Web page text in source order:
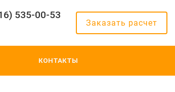
535-00-53
Заказать расчет
КОНТАКТЫ